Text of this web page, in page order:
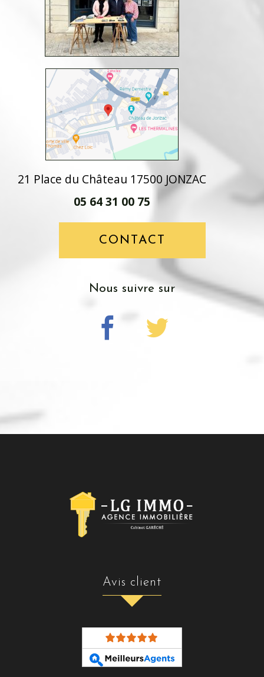
21 Place du Château 17500 JONZAC
05 64 31 00 75
CONTACT
nous suivre sur
avis client